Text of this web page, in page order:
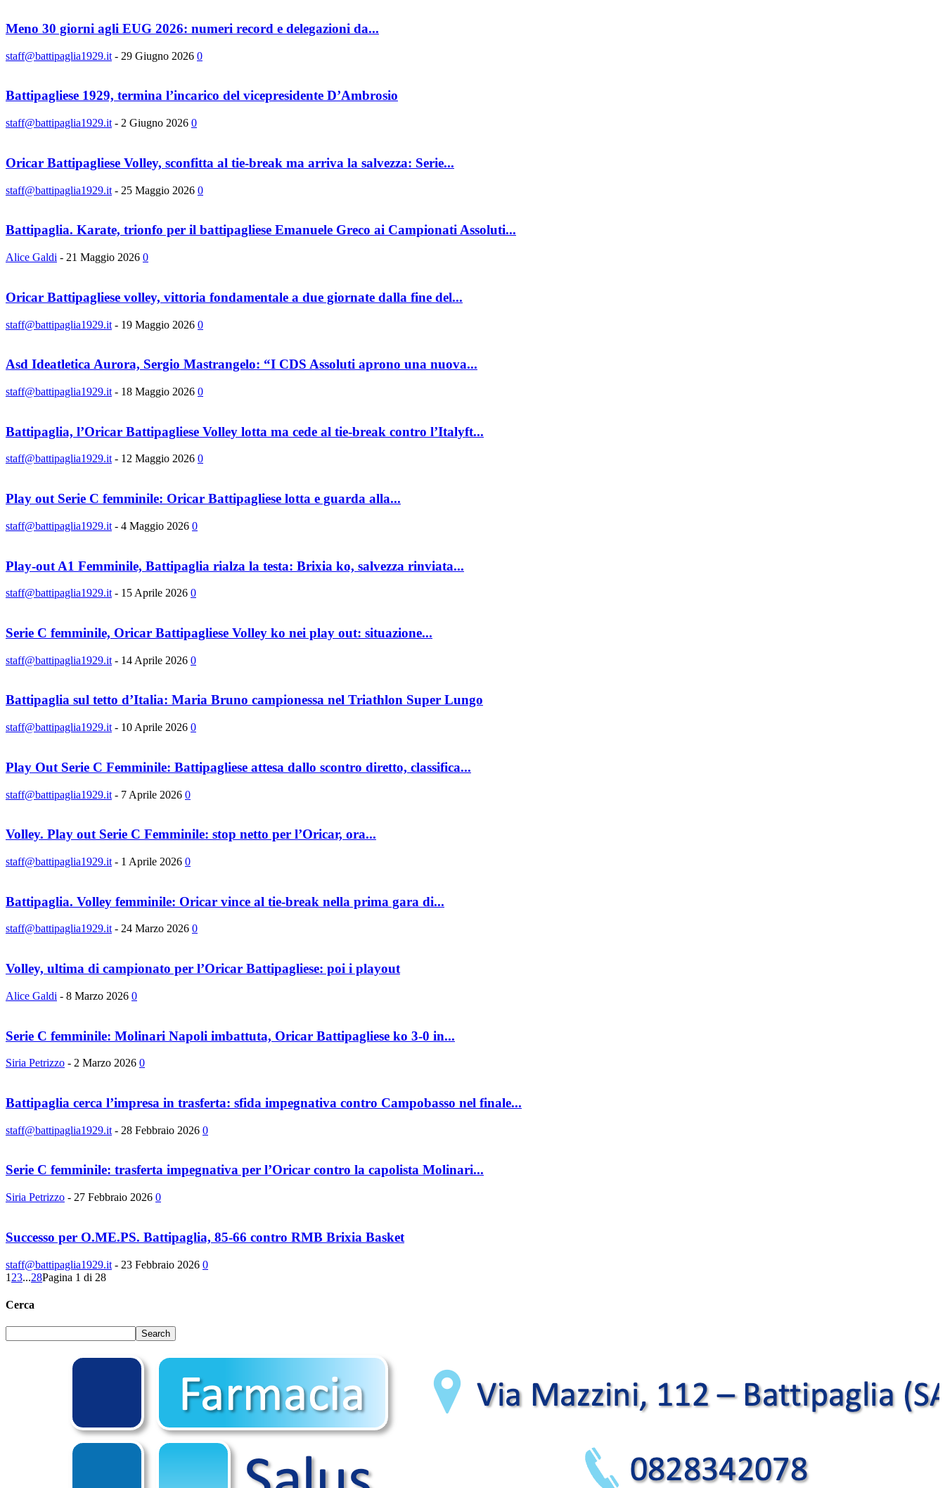
Meno 30 giorni agli EUG 2026: numeri record e delegazioni da...
staff@battipaglia1929.it - 29 Giugno 2026 0
Battipagliese 1929, termina l’incarico del vicepresidente D’Ambrosio
staff@battipaglia1929.it - 2 Giugno 2026 0
Oricar Battipagliese Volley, sconfitta al tie-break ma arriva la salvezza: Serie...
staff@battipaglia1929.it - 25 Maggio 2026 0
Battipaglia. Karate, trionfo per il battipagliese Emanuele Greco ai Campionati Assoluti...
Alice Galdi - 21 Maggio 2026 0
Oricar Battipagliese volley, vittoria fondamentale a due giornate dalla fine del...
staff@battipaglia1929.it - 19 Maggio 2026 0
Asd Ideatletica Aurora, Sergio Mastrangelo: “I CDS Assoluti aprono una nuova...
staff@battipaglia1929.it - 18 Maggio 2026 0
Battipaglia, l’Oricar Battipagliese Volley lotta ma cede al tie-break contro l’Italyft...
staff@battipaglia1929.it - 12 Maggio 2026 0
Play out Serie C femminile: Oricar Battipagliese lotta e guarda alla...
staff@battipaglia1929.it - 4 Maggio 2026 0
Play-out A1 Femminile, Battipaglia rialza la testa: Brixia ko, salvezza rinviata...
staff@battipaglia1929.it - 15 Aprile 2026 0
Serie C femminile, Oricar Battipagliese Volley ko nei play out: situazione...
staff@battipaglia1929.it - 14 Aprile 2026 0
Battipaglia sul tetto d’Italia: Maria Bruno campionessa nel Triathlon Super Lungo
staff@battipaglia1929.it - 10 Aprile 2026 0
Play Out Serie C Femminile: Battipagliese attesa dallo scontro diretto, classifica...
staff@battipaglia1929.it - 7 Aprile 2026 0
Volley. Play out Serie C Femminile: stop netto per l’Oricar, ora...
staff@battipaglia1929.it - 1 Aprile 2026 0
Battipaglia. Volley femminile: Oricar vince al tie-break nella prima gara di...
staff@battipaglia1929.it - 24 Marzo 2026 0
Volley, ultima di campionato per l’Oricar Battipagliese: poi i playout
Alice Galdi - 8 Marzo 2026 0
Serie C femminile: Molinari Napoli imbattuta, Oricar Battipagliese ko 3-0 in...
Siria Petrizzo - 2 Marzo 2026 0
Battipaglia cerca l’impresa in trasferta: sfida impegnativa contro Campobasso nel finale...
staff@battipaglia1929.it - 28 Febbraio 2026 0
Serie C femminile: trasferta impegnativa per l’Oricar contro la capolista Molinari...
Siria Petrizzo - 27 Febbraio 2026 0
Successo per O.ME.PS. Battipaglia, 85-66 contro RMB Brixia Basket
staff@battipaglia1929.it - 23 Febbraio 2026 0
1 23...28Pagina 1 di 28
Cerca